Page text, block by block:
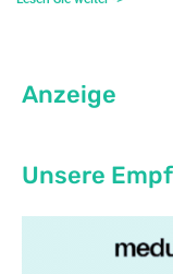
Anzeige
Unsere